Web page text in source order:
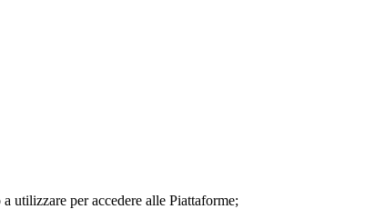
utilizzare per accedere alle Piattaforme;